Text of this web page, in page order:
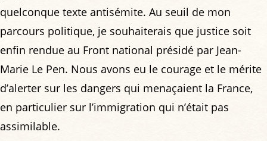
quelconque texte antisémite. Au seuil de mon
parcours politique, je souhaiterais que justice soit
enfin rendue au Front national présidé par Jean-
Marie Le Pen. Nous avons eu le courage et le mérite
d’alerter sur les dangers qui menaçaient la France,
en particulier sur l’immigration qui n’était pas
assimilable.